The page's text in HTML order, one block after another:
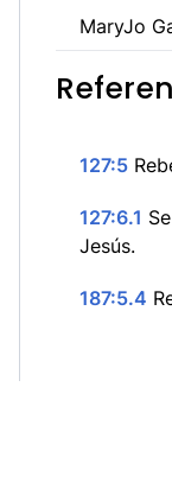
MaryJo
127:5
127:6.1
Jesús.
187:5.4